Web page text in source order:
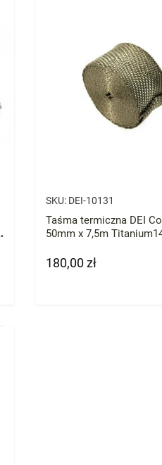
SKU: DEI-10131
Taśma termiczna DEI
50mm x 7,5m
Cena
180,00 zł